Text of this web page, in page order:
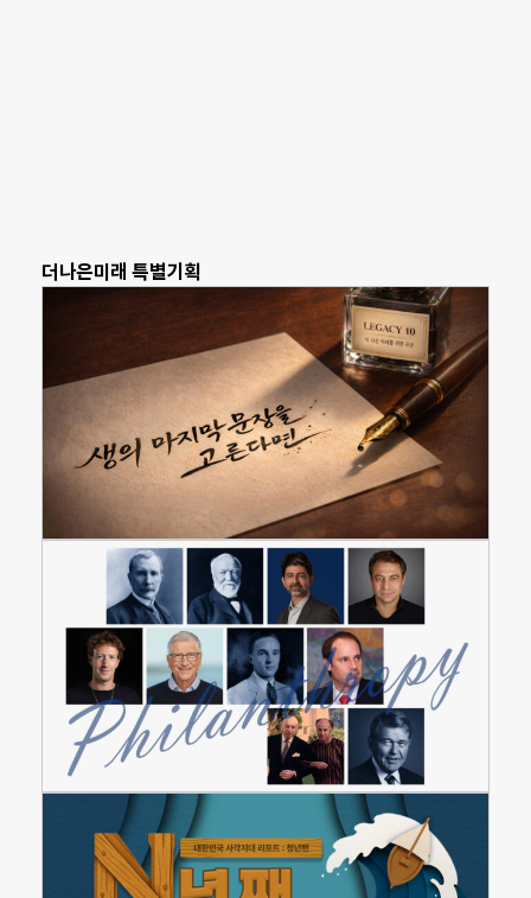
더나은미래 특별기획